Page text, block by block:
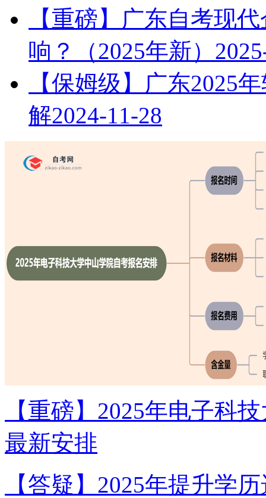
【重磅】广东自考现
响？（2025年新）
【保姆级】广东2025
解2024-11-28
【重磅】2025年电子科
最新安排
【答疑】2025年提升学